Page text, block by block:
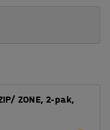
ZONE, 2-pak,